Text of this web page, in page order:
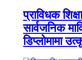
प्राविधक
सार्वजनिक
डिप्लोमामा